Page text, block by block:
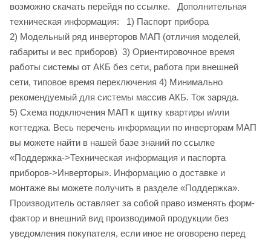
возможно скачать перейдя по ссылке. Дополнительная
техническая информация: 1) Паспорт прибора
2) Модельный ряд инверторов МАП (отличия моделей,
габариты и вес приборов) 3) Ориентировочное время
работы системы от АКБ без сети, работа при внешней
сети, типовое время переключения 4) Минимально
рекомендуемый для системы массив АКБ. Ток заряда.
5) Схема подключения МАП к щитку квартиры и/или
коттеджа. Весь перечень информации по инверторам МАП
вы можете найти в нашей базе знаний по ссылке
«Поддержка->Техническая информация и паспорта
приборов->Инверторы». Информацию о доставке и
монтаже вы можете получить в разделе «Поддержка».
Производитель оставляет за собой право изменять форм-
фактор и внешний вид производимой продукции без
уведомления покупателя, если иное не оговорено перед